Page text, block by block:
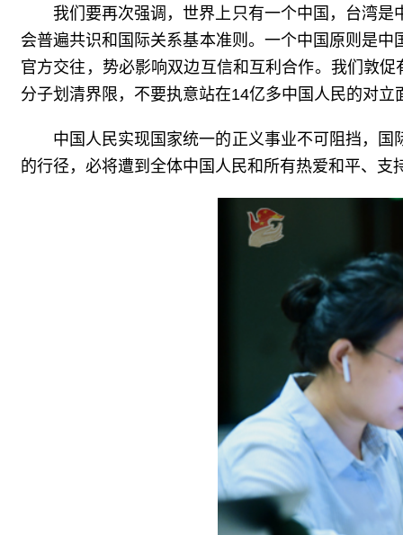
我们要再次强调，世界上只有一个中国，台湾
会普遍共识和国际关系基本准则。一个中国原则是
官方交往，势必影响双边互信和互利合作。我们敦
分子划清界限，不要执意站在14亿多中国人民的对立
中国人民实现国家统一的正义事业不可阻挡，
的行径，必将遭到全体中国人民和所有热爱和平、支